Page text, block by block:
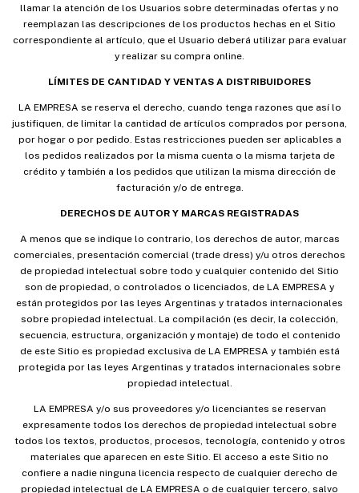
llamar la atención de los Usuarios sobre determinadas ofertas y no
reemplazan las descripciones de los productos hechas en el Sitio
correspondiente al artículo, que el Usuario deberá utilizar para evaluar
y realizar su compra online.
LÍMITES DE CANTIDAD Y VENTAS A DISTRIBUIDORES
LA EMPRESA se reserva el derecho, cuando tenga razones que así lo
justifiquen, de limitar la cantidad de artículos comprados por persona,
por hogar o por pedido. Estas restricciones pueden ser aplicables a
los pedidos realizados por la misma cuenta o la misma tarjeta de
crédito y también a los pedidos que utilizan la misma dirección de
facturación y/o de entrega.
DERECHOS DE AUTOR Y MARCAS REGISTRADAS
A menos que se indique lo contrario, los derechos de autor, marcas
comerciales, presentación comercial (trade dress) y/u otros derechos
de propiedad intelectual sobre todo y cualquier contenido del Sitio
son de propiedad, o controlados o licenciados, de LA EMPRESA y
están protegidos por las leyes Argentinas y tratados internacionales
sobre propiedad intelectual. La compilación (es decir, la colección,
secuencia, estructura, organización y montaje) de todo el contenido
de este Sitio es propiedad exclusiva de LA EMPRESA y también está
protegida por las leyes Argentinas y tratados internacionales sobre
propiedad intelectual.
LA EMPRESA y/o sus proveedores y/o licenciantes se reservan
expresamente todos los derechos de propiedad intelectual sobre
todos los textos, productos, procesos, tecnología, contenido y otros
materiales que aparecen en este Sitio. El acceso a este Sitio no
confiere a nadie ninguna licencia respecto de cualquier derecho de
propiedad intelectual de LA EMPRESA o de cualquier tercero, salvo